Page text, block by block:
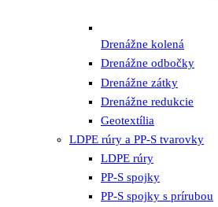
Drenážne kolená
Drenážne odbočky
Drenážne zátky
Drenážne redukcie
Geotextília
LDPE rúry a PP-S tvarovky
LDPE rúry
PP-S spojky
PP-S spojky s prírubou